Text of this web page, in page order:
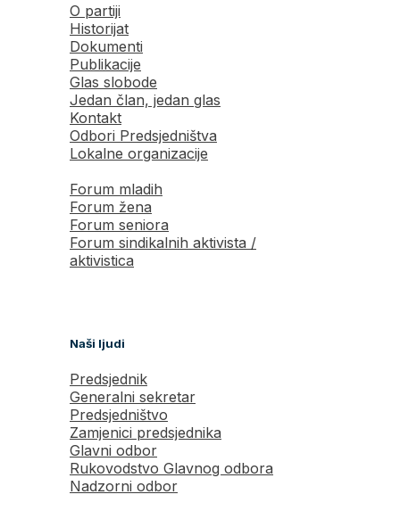
O partiji
Historijat
Dokumenti
Publikacije
Glas slobode
Jedan član, jedan glas
Kontakt
Odbori Predsjedništva
Lokalne organizacije
Forum mladih
Forum žena
Forum seniora
Forum sindikalnih aktivista /
aktivistica
Naši ljudi
Predsjednik
Generalni sekretar
Predsjedništvo
Zamjenici predsjednika
Glavni odbor
Rukovodstvo Glavnog odbora
Nadzorni odbor